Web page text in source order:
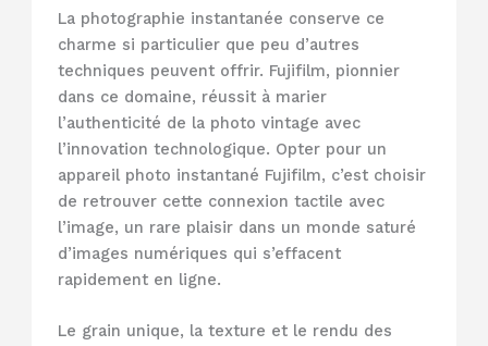
La photographie instantanée conserve ce
charme si particulier que peu d’autres
techniques peuvent offrir. Fujifilm, pionnier
dans ce domaine, réussit à marier
l’authenticité de la photo vintage avec
l’innovation technologique. Opter pour un
appareil photo instantané Fujifilm, c’est choisir
de retrouver cette connexion tactile avec
l’image, un rare plaisir dans un monde saturé
d’images numériques qui s’effacent
rapidement en ligne.
Le grain unique, la texture et le rendu des